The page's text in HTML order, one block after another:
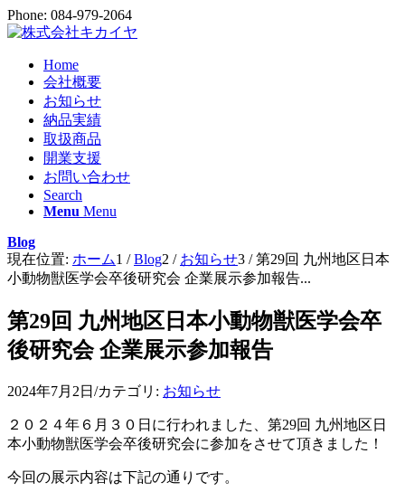
Phone: 084-979-2064
Home
会社概要
お知らせ
納品実績
取扱商品
開業支援
お問い合わせ
Search
Menu Menu
Blog
現在位置: ホーム1 / Blog2 / お知らせ3 / 第29回 九州地区日本
小動物獣医学会卒後研究会 企業展示参加報告...
第29回 九州地区日本小動物獣医学会卒
後研究会 企業展示参加報告
2024年7月2日 /カテゴリ: お知らせ
２０２４年６月３０日に行われました、第29回 九州地区日
本小動物獣医学会卒後研究会に参加をさせて頂きました！
今回の展示内容は下記の通りです。